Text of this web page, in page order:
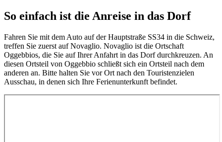
So einfach ist die Anreise in das Dorf
Fahren Sie mit dem Auto auf der Hauptstraße SS34 in die Schweiz,
treffen Sie zuerst auf Novaglio. Novaglio ist die Ortschaft
Oggebbios, die Sie auf Ihrer Anfahrt in das Dorf durchkreuzen. An
diesen Ortsteil von Oggebbio schließt sich ein Ortsteil nach dem
anderen an. Bitte halten Sie vor Ort nach den Touristenzielen
Ausschau, in denen sich Ihre Ferienunterkunft befindet.